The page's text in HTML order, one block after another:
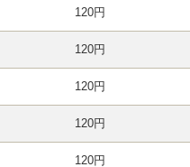
120円
120円
120円
120円
120円